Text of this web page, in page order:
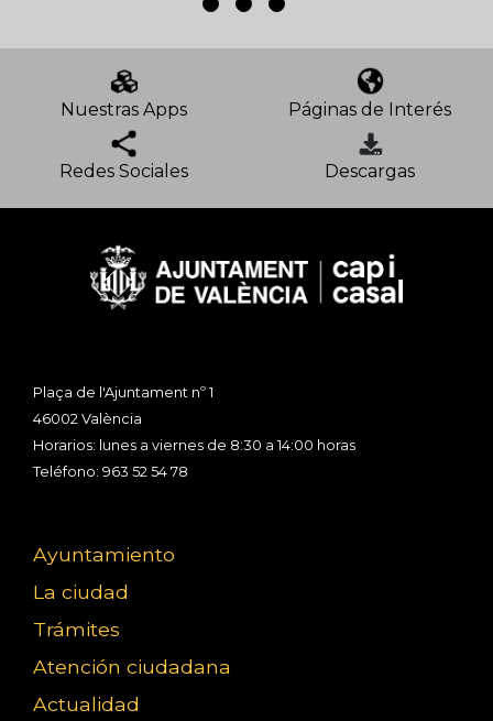
Nuestras Apps Páginas de Interés
Redes Sociales Descargas
Plaça de l'Ajuntament nº 1
46002 València
Horarios: lunes a viernes de 8:30 a 14:00 horas
Teléfono: 963 52 54 78
Ayuntamiento
La ciudad
Trámites
Atención ciudadana
Actualidad